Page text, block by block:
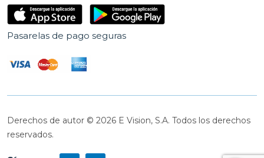
Pasarelas de pago seguras
Derechos de autor © 2026 E Vision, S.A. Todos los derechos
reservados.